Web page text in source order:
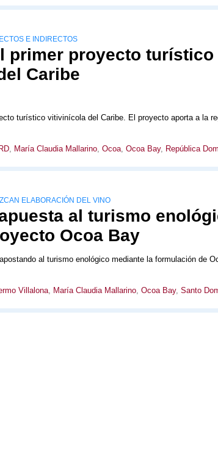
E INDIRECTOS
primer proyecto turístico
Caribe
turístico vitivinícola del Caribe. El proyecto aporta a la
, María Claudia Mallarino, Ocoa, Ocoa Bay, República
ELABORACIÓN DEL VINO
al turismo
Ocoa Bay
al turismo enológico mediante la formulación de
Villalona, María Claudia Mallarino, Ocoa Bay, Santo